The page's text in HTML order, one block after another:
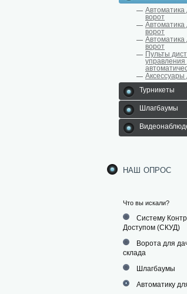
ворот
Автоматика
ворот
Автоматика
ворот
Пульты
управления
Аксессуары
Турникеты
Шлагбаумы
наш опрос
Что вы искали?
Систему
Доступом (СКУД)
Ворота для
склада
Шлагбаумы
Автоматику